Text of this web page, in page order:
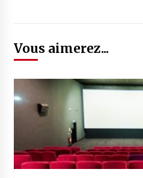
Vous aimerez...